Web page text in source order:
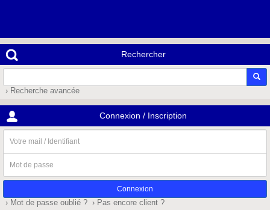
Rechercher
› Recherche avancée
Connexion / Inscription
mail
/
Identifiant
de
passe
› Mot de passe oublié ? › Pas encore client ?